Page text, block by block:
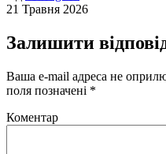
21 Травня 2026
Залишити
Ваша e-mail адреса не
поля позначені *
Коментар